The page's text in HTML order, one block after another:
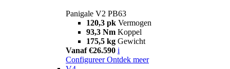
Panigale V2 PB63
120,3 pk Vermogen
93,3 Nm Koppel
175,5 kg Gewicht
Vanaf €26.590 i
Configureer Ontdek meer